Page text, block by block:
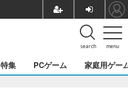
menu
search
特集 PCゲーム 家庭用ゲー